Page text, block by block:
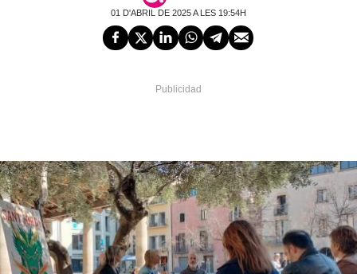
01 D'ABRIL DE 2025 A LES 19:54H